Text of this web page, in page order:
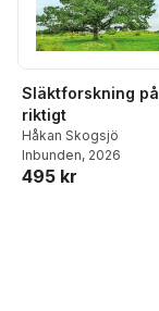
Släktforskning på
riktigt
Håkan Skogsjö
Inbunden, 2026
495 kr